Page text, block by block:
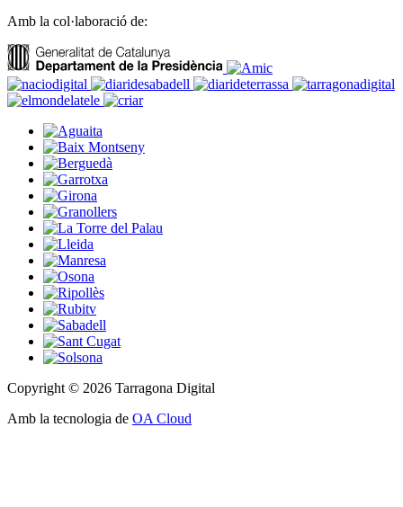
Amb la col·laboració de:
Copyright © 2026 Tarragona Digital
Amb la tecnologia de OA Cloud